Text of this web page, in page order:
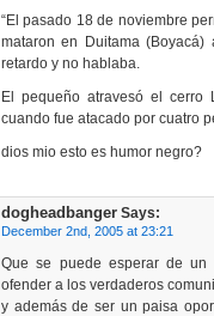
“El pasado 18 de noviembre
mataron en Duitama
retardo y no hablaba.
El pequeño atravesó el
cuando fue atacado por cuatro
dios mio esto es humor negro?
dogheadbanger Says:
December 2nd, 2005 at 23:21
Que se puede esperar de un
ofender a los verdaderos
y además de ser un paisa